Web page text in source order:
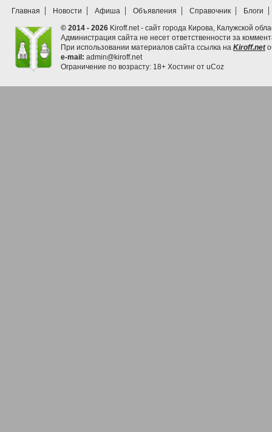
Главная Новости Афиша Объявления Справочник
Блоги
© 2014 - 2026 Kiroff.net - сайт города Кирова, Калужской
Администрация сайта не несет ответственности за
При использовании материалов сайта ссылка на Kiroff.net
e-mail: admin@kiroff.net
Ограничение по возрасту: 18+ Хостинг от uCoz